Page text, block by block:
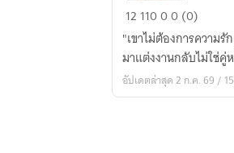
พันธะ
ทายาท
รอง
12 11000 (0)
"เขาไม่ต้องการความ
มาแต่งงานกลับไม่ใช่คู่
อัปเดตล่าสุด 2 ก.ค. 69 /